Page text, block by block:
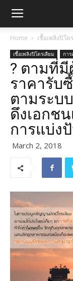
Home เชื้อเพลิงปิโต
เชื้อเพลิงปิโตรเลียม การ
? ตามที่มี
ราคารับ
ตามระบ
ดึงเอกช
การแบ่ง
March 2, 2018